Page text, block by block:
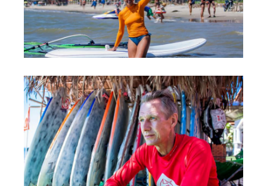
Видео
Места катания
Наши станции
Ветратория.Дахаб
Ветратория Россия
Ветратория.Вьетнам
Цены
Обучение Виндсерфингу